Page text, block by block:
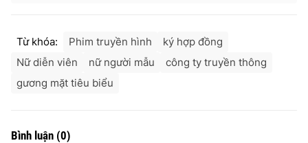
Từ khóa: Phim truyền hình
ký hợp đồng
Nữ diễn viên
nữ người mẫu
công ty truyền thông
gương mặt tiêu biểu
Bình luận (0)